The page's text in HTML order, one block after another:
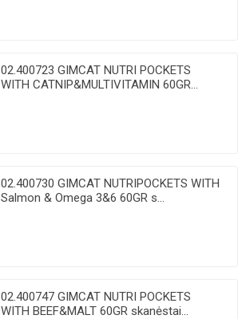
02.400723 GIMCAT NUTRI POCKETS
WITH CATNIP&MULTIVITAMIN 60GR...
02.400730 GIMCAT NUTRIPOCKETS WITH
Salmon & Omega 3&6 60GR s...
02.400747 GIMCAT NUTRI POCKETS
WITH BEEF&MALT 60GR skanėstai...